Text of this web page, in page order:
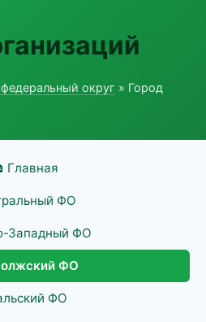
округ » Город
Главная
ФО
Западный ФО
ФО
ФО